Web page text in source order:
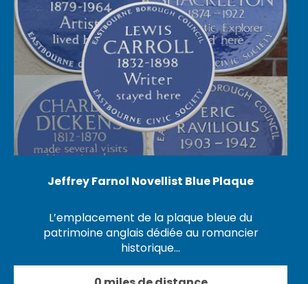
Jeffrey Farnol Novellist Blue Plaque
L’emplacement de la plaque bleue du
patrimoine anglais dédiée au romancier
historique…